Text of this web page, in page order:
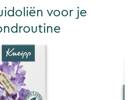
voor je